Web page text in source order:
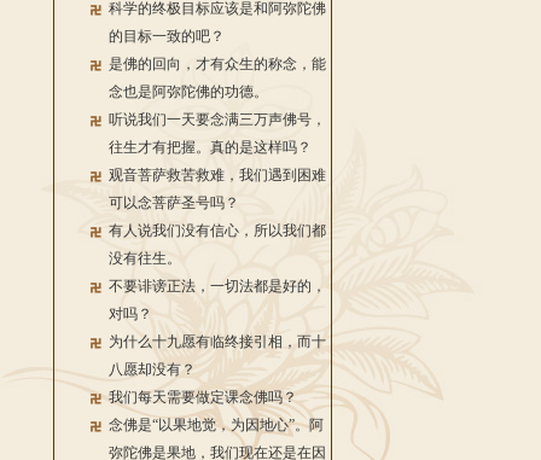
科学的终极目标应该是和阿弥陀佛
的目标一致的吧？
是佛的回向，才有众生的称念，能
念也是阿弥陀佛的功德。
听说我们一天要念满三万声佛号，
往生才有把握。真的是这样吗？
观音菩萨救苦救难，我们遇到困难
可以念菩萨圣号吗？
有人说我们没有信心，所以我们都
没有往生。
不要诽谤正法，一切法都是好的，
对吗？
为什么十九愿有临终接引相，而十
八愿却没有？
我们每天需要做定课念佛吗？
念佛是“以果地觉，为因地心”。阿
弥陀佛是果地，我们现在还是在因